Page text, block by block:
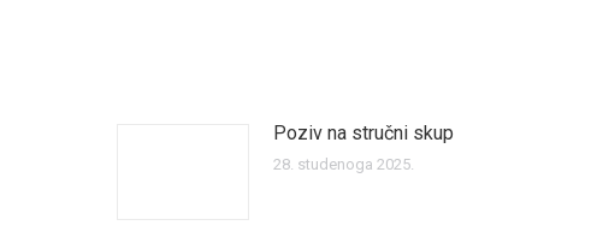
Poziv na stručni skup
28. studenoga 2025.